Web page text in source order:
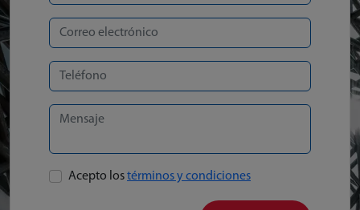
Acepto lostérminos y condiciones